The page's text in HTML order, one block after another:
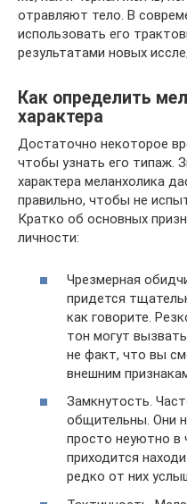
отравляют тело. В
использовать его
результатами новых
Как определить
характера
Достаточно некоторое
чтобы узнать его типаж.
характера меланхолика
правильно, чтобы не
Кратко об основных
личности:
Чрезмерная
придется
как говорите.
тон могут
не факт, что вы
внешним
Замкнутость.
общительны. Они
просто неуютно в
приходится
редко от них